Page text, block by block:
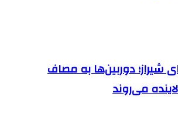
شیراز؛ دوربین‌ها به مصاف
می‌روند